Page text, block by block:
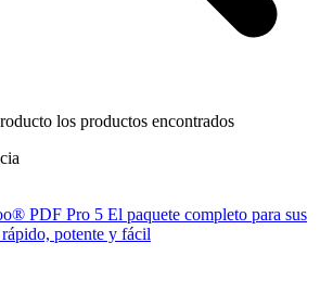
los productos encontrados
® PDF Pro 5 El paquete completo para sus
potente y fácil